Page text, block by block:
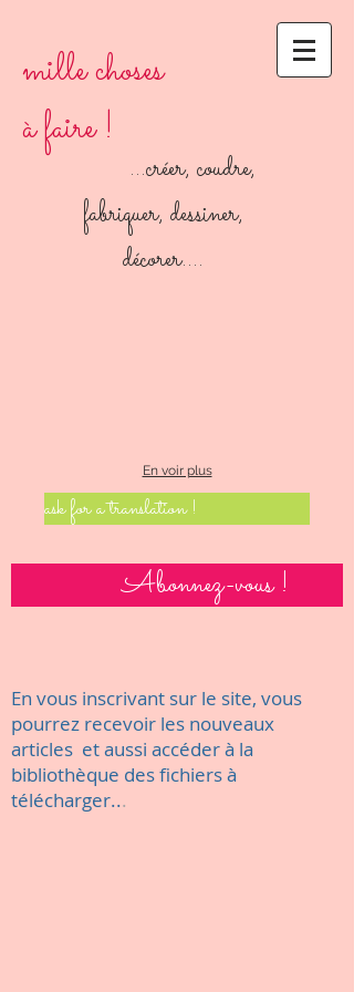
mille choses
à faire !
...créer, coudre,
fabriquer, dessiner,
décorer....
En voir plus
ask for a translation !
Abonnez-vous !
En vous inscrivant sur le site, vous
pourrez recevoir les nouveaux
articles et aussi accéder à la
bibliothèque des fichiers à
télécharger...